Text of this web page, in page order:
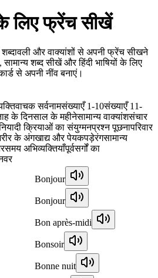
लिए फ्रेंच सीखें
शब्दावली और वाक्यांशों से अपनी फ्रेंच सीखने
शब्द सीखें और हिंदी भाषियों के लिए
से अपनी नींव बनाएं।
सर्वनामसंख्याएँ 1-10संख्याएँ 11-
के दिनसाल के महीनेसामान्य वाक्यांशसंचार
क्रियाओं का संयुग्मनप्रश्न पूछनापरिवार
के अंगखाद्य और पेयकपड़ेरंगसामान्य
समय अभिव्यक्तियाँपूर्वसर्गों का
Bonjour
Bonjour
Bon après-midi
Bonsoir
Bonne nuit